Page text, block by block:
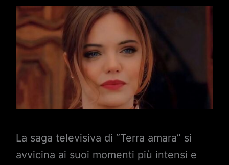
La saga televisiva di “Terra amara” si
avvicina ai suoi momenti più intensi e